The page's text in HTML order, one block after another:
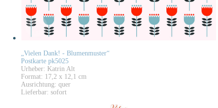
„Vielen Dank! - Blumenmuster“
Postkarte pk5025
Urheber: Katrin Alt
Format: 17,2 x 12,1 cm
Ausrichtung: quer
Lieferbar: sofort